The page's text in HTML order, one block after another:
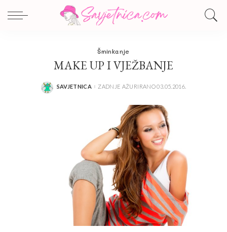
Šminkanje
MAKE UP I VJEŽBANJE
POSTED
SAVJETNICA ZADNJE AŽURIRANO 03.05.2016.